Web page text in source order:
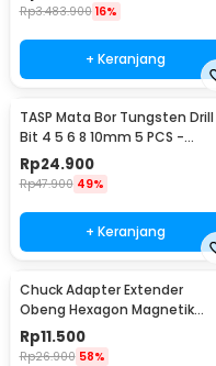
Rp3.483.900 16%
+ Keranjang
TASP Mata Bor Tungsten Drill
Bit 4 5 6 8 10mm 5 PCS -
MGDK002
Rp24.900
Rp47.900 49%
+ Keranjang
Chuck Adapter Extender
Obeng Hexagon Magnetik
Shank 1/4 Inch
Rp11.500
Rp26.900 58%